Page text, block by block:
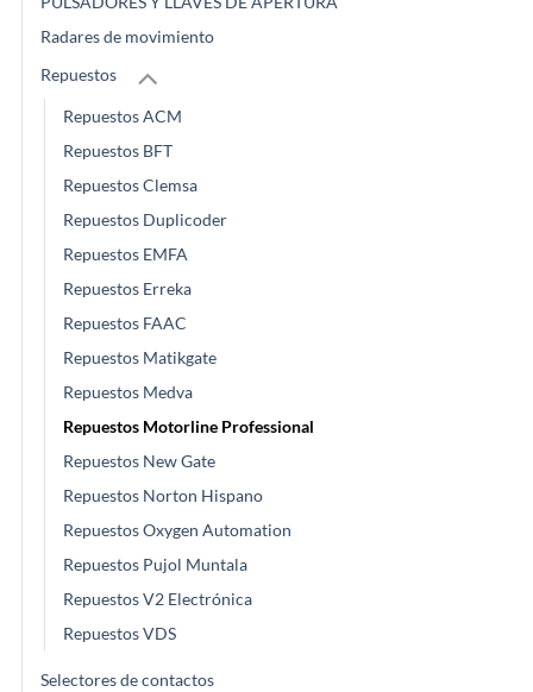
Radares de movimiento
Repuestos
Repuestos ACM
Repuestos BFT
Repuestos Clemsa
Repuestos Duplicoder
Repuestos EMFA
Repuestos Erreka
Repuestos FAAC
Repuestos Matikgate
Repuestos Medva
Repuestos Motorline Professional
Repuestos New Gate
Repuestos Norton Hispano
Repuestos Oxygen Automation
Repuestos Pujol Muntala
Repuestos V2 Electrónica
Repuestos VDS
Selectores de contactos